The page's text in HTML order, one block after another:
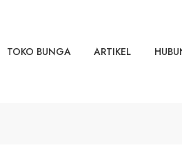
TOKO BUNGA ARTIKEL